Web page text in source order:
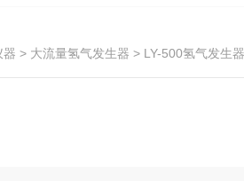
器 > 大流量氢气发生器 > LY-500氢气发生器